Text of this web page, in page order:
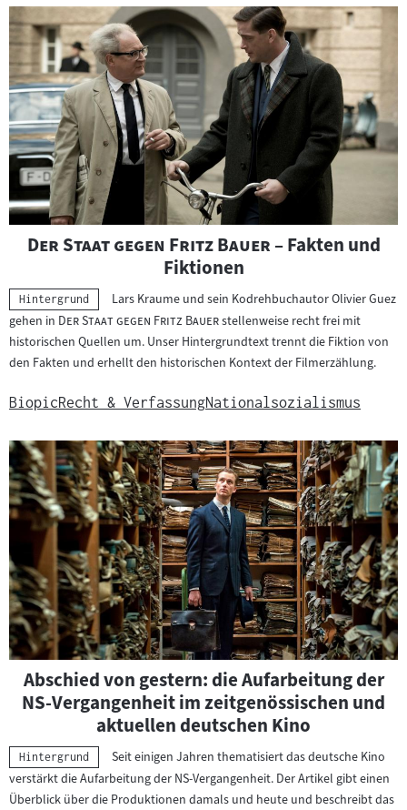
"
Der Staat gegen Fritz Bauer"– Fakten und
Fiktionen
Kategorie:
Hintergrund
Lars Kraume und sein Kodrehbuchautor Olivier Guez
gehen in "Der Staat gegen Fritz Bauer"stellenweise recht frei mit
historischen Quellen um. Unser Hintergrundtext trennt die Fiktion von
den Fakten und erhellt den historischen Kontext der Filmerzählung.
BiopicRecht & VerfassungNationalsozialismus
Abschied von gestern: die Aufarbeitung der
NS-Vergangenheit im zeitgenössischen und
aktuellen deutschen Kino
Kategorie:
Hintergrund
Seit einigen Jahren thematisiert das deutsche Kino
verstärkt die Aufarbeitung der NS-Vergangenheit. Der Artikel gibt einen
Überblick über die Produktionen damals und heute und beschreibt das